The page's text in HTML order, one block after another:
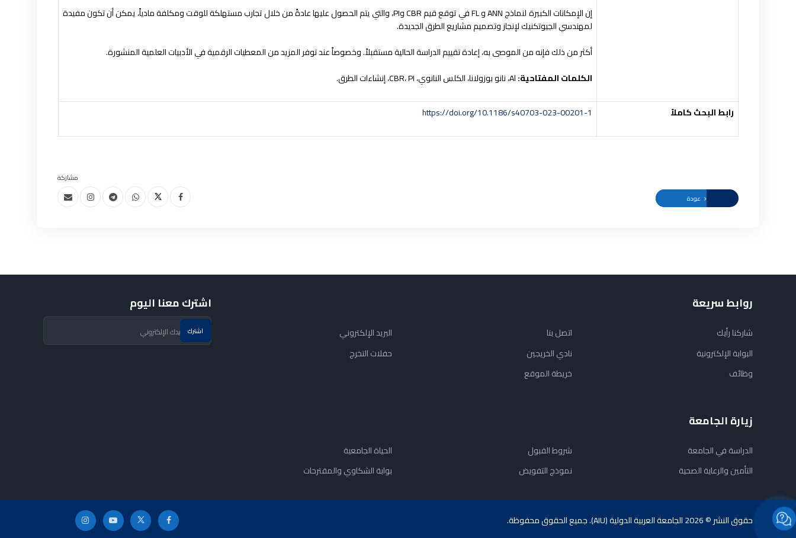
إن الإمكانات الكبيرة لنماذجANNوFLفي توقع قيمCBRوPI، والتي يتم الحصول عليها عادةً من خلال تجارب مستهلكة للوقت ومكلفة مادياً، يمكن أن تكون مفيدة
لمهندسي الجيوتكنيك لإنجاز وتصميم مشاريع الطرق الجديدة.
أكثر من ذلك فإنه من الموصى به، إعادة تقييم الدراسة الحالية مستقبلاً. وخصوصاً عند توفر المزيد من المعطيات الرقمية في الأدبيات العلمية المنشورة.
الكلمات المفتاحية:Al، نانو بوزولانا، الكلس النانوي، CBR،PI ، إنشاءات الطرق.
رابط البحث كاملاً https://doi.org/10.1186/s40703-023-00201-1
عودة
مشاركة
روابط سريعة
شاركنا رأيك
البوابة الإلكترونية
وظائف
اتصل بنا
نادي الخريجين
خريطة الموقع
البريد الإلكتروني
حفلات التخرج
زيارة الجامعة
الدراسة في الجامعة
التأمين والرعاية الصحية
شروط القبول
نموذج التفويض
الحياة الجامعية
بوابة الشكاوي والمقترحات
اشترك معنا اليوم
حقوق النشر © 2026 الجامعة العربية الدولية (AIU). جميع الحقوق محفوظة.